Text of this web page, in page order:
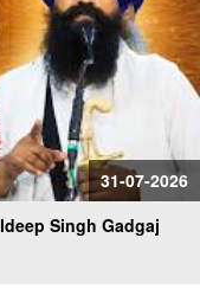
31-07-2026
Singh Gadgaj